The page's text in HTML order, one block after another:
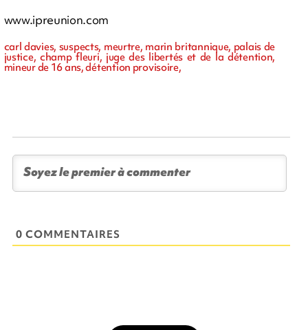
www.ipreunion.com
carl davies, suspects, meurtre, marin britannique, palais de
justice, champ fleuri, juge des libertés et de la détention,
mineur de 16 ans, détention provisoire,
0 COMMENTAIRES